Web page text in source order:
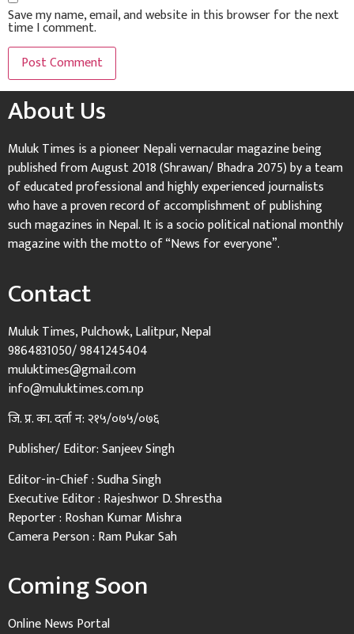
Save my name, email, and website in this browser for the next
time I comment.
About Us
Muluk Times is a pioneer Nepali vernacular magazine being
published from August 2018 (Shrawan/ Bhadra 2075) by a team
of educated professional and highly experienced journalists
who have a proven record of accomplishment of publishing
such magazines in Nepal. It is a socio political national monthly
magazine with the motto of “News for everyone”.
Contact
Muluk Times, Pulchowk, Lalitpur, Nepal
9864831050/ 9841245404
muluktimes@gmail.com
info@muluktimes.com.np
जि. प्र. का. दर्ता न: २१५/०७५/०७६
Publisher/ Editor: Sanjeev Singh
Editor-in-Chief : Sudha Singh
Executive Editor : Rajeshwor D. Shrestha
Reporter : Roshan Kumar Mishra
Camera Person : Ram Pukar Sah
Coming Soon
Online News Portal